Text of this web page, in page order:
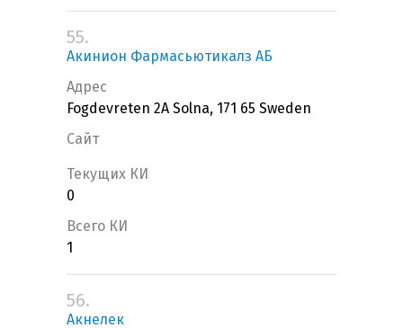
55.
Акинион Фармасьютикалз АБ
Адрес
Fogdevreten 2A Solna, 171 65 Sweden
Сайт
Текущих КИ
0
Всего КИ
1
56.
Акнелек